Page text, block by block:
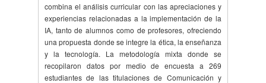
combina el análisis curricular con las apreciaciones y
experiencias relacionadas a la implementación de la
IA, tanto de alumnos como de profesores, ofreciendo
una propuesta donde se integre la ética, la enseñanza
y la tecnología. La metodología mixta donde se
recopilaron datos por medio de encuesta a 269
estudiantes de las titulaciones de Comunicación y